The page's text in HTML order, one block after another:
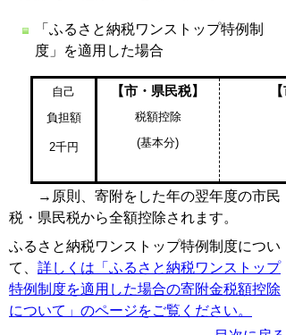
「ふるさと納税ワンストップ特例制
度」を適用した場合
自己
負担額
2千円
【市・県民税】
税額控除
(基本分)
→原則、寄附をした年の翌年度の市民
税・県民税から全額控除されます。
ふるさと納税ワンストップ特例制度につい
て、 詳しくは「ふるさと納税ワンストップ
特例制度を適用した場合の寄附金税額控除
について」のページをご覧ください。